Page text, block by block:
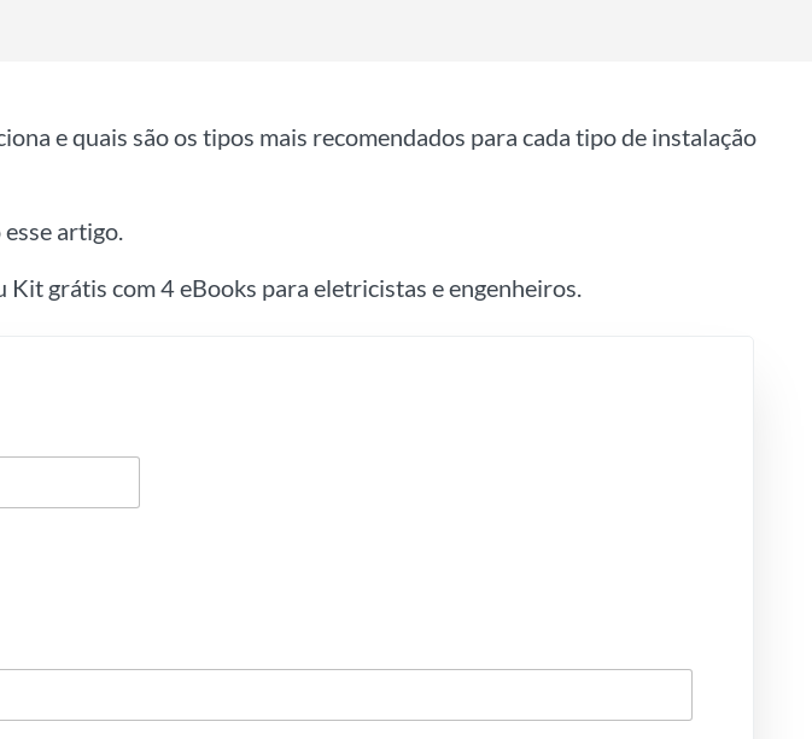
e quais são os tipos mais recomendados para cada tipo de instalação
artigo.
grátis com 4 eBooks para eletricistas e engenheiros.